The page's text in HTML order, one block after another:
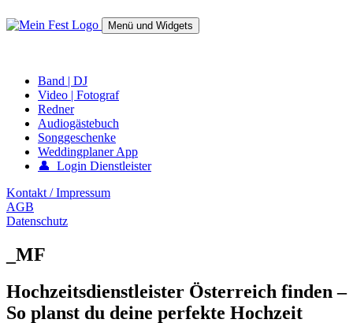
zum
Menü und Widgets
Band | DJ
Video | Fotograf
Redner
Audiogästebuch
Songgeschenke
Weddingplaner App
👤 Login Dienstleister
Kontakt / Impressum
AGB
Datenschutz
_MF
Hochzeitsdienstleister Österreich finden –
So planst du deine perfekte Hochzeit